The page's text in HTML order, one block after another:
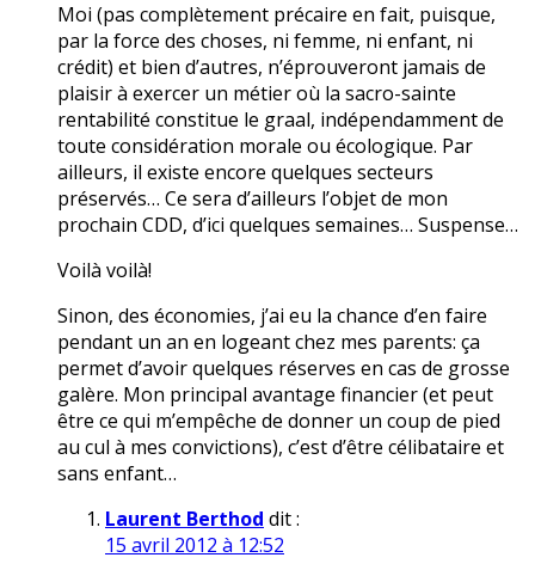
Moi (pas complètement précaire en fait, puisque,
par la force des choses, ni femme, ni enfant, ni
crédit) et bien d’autres, n’éprouveront jamais de
plaisir à exercer un métier où la sacro-sainte
rentabilité constitue le graal, indépendamment de
toute considération morale ou écologique. Par
ailleurs, il existe encore quelques secteurs
préservés… Ce sera d’ailleurs l’objet de mon
prochain CDD, d’ici quelques semaines… Suspense…
Voilà voilà!
Sinon, des économies, j’ai eu la chance d’en faire
pendant un an en logeant chez mes parents: ça
permet d’avoir quelques réserves en cas de grosse
galère. Mon principal avantage financier (et peut
être ce qui m’empêche de donner un coup de pied
au cul à mes convictions), c’est d’être célibataire et
sans enfant…
Laurent Berthod dit :
15 avril 2012 à 12:52